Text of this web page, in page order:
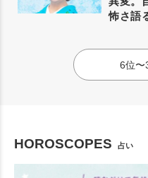
怖さ語
6位〜
HOROSCOPES 占い